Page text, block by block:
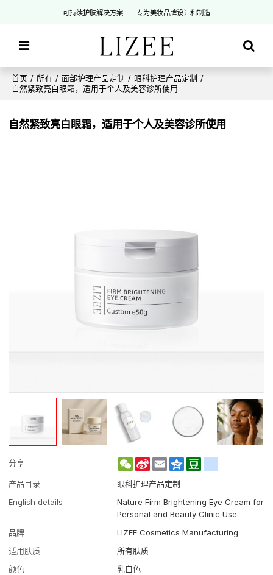
可持续护肤解决方案——专为美妆品牌设计和制造
首页 / 所有 / 面部护理产品定制 / 眼科护理产品定制 /
自然紧致亮白眼霜，适用于个人及美容诊所使用
自然紧致亮白眼霜，适用于个人及美容诊所使用
分享 WeChat
Sina
Weibo
Email Qzone
产品目录
眼科护理产品定制
English details
Nature Firm Brightening Eye Cream for
Personal and Beauty Clinic Use
品牌
LIZEE Cosmetics Manufacturing
适用肤质
所有肤质
颜色
乳白色